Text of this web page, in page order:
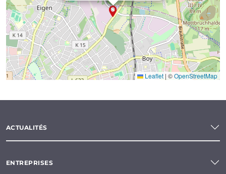
Leaflet | ©OpenStreetMap
ACTUALITÉS
ENTREPRISES